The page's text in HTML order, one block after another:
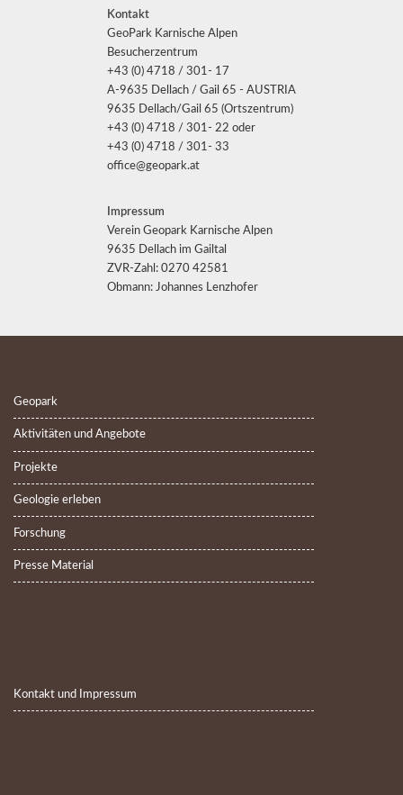
Kontakt
GeoPark Karnische Alpen
Besucherzentrum
+43 (0) 4718 / 301- 17
A-9635 Dellach / Gail 65 - AUSTRIA
9635 Dellach/Gail 65 (Ortszentrum)
+43 (0) 4718 / 301- 22 oder
+43 (0) 4718 / 301- 33
office@geopark.at
Impressum
Verein Geopark Karnische Alpen
9635 Dellach im Gailtal
ZVR-Zahl: 0270 42581
Obmann: Johannes Lenzhofer
Geopark
Aktivitäten und Angebote
Projekte
Geologie erleben
Forschung
Presse Material
Kontakt und Impressum